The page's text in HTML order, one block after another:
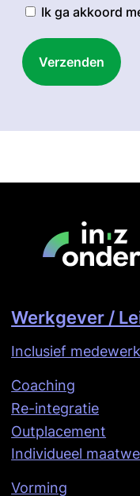
Instemming
Ik ga akkoord
Werkgever /
Inclusief
Coaching
Re-integratie
Outplacement
Individueel
Vorming